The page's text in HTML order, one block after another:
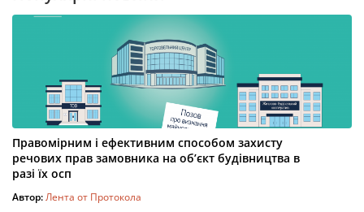
Правомірним і ефективним способом захисту
речових прав замовника на об’єкт будівництва в
разі їх осп
Автор:Лента от Протокола